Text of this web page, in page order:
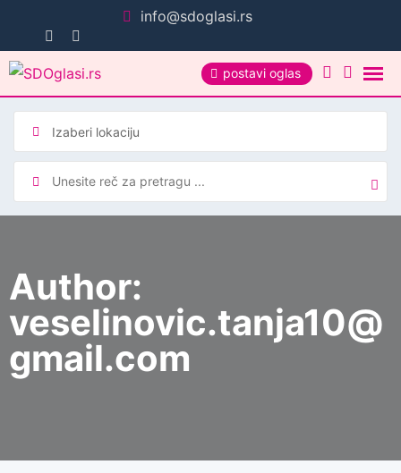
sadržaj
info@sdoglasi.rs
postavi oglas
Author:
veselinovic.tanja10@
gmail.com